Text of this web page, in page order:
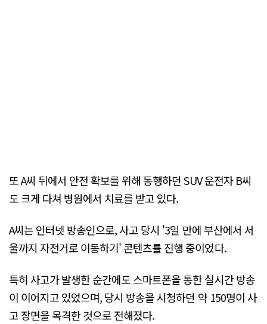
또 A씨 뒤에서 안전 확보를 위해 동행하던 SUV 운전자 B씨
도 크게 다쳐 병원에서 치료를 받고 있다.
A씨는 인터넷 방송인으로, 사고 당시 '3일 만에 부산에서 서
울까지 자전거로 이동하기' 콘텐츠를 진행 중이었다.
특히 사고가 발생한 순간에도 스마트폰을 통한 실시간 방송
이 이어지고 있었으며, 당시 방송을 시청하던 약 150명이 사
고 장면을 목격한 것으로 전해졌다.